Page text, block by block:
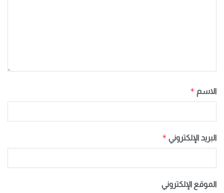
الاسم*
البريد الإلكتروني*
الموقع الإلكتروني